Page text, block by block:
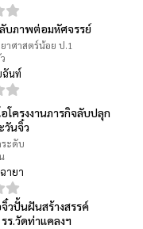
บภาพต่อมหัศจรรย์
าศาสตร์น้อย ป.1
ฉันท์
โครงงานภารกิจลับปลุก
วันจิ๋ว
ะดับ
ายา
วปั้นฝันสร้างสรรค์
ร.วัดท่าแคลงฯ